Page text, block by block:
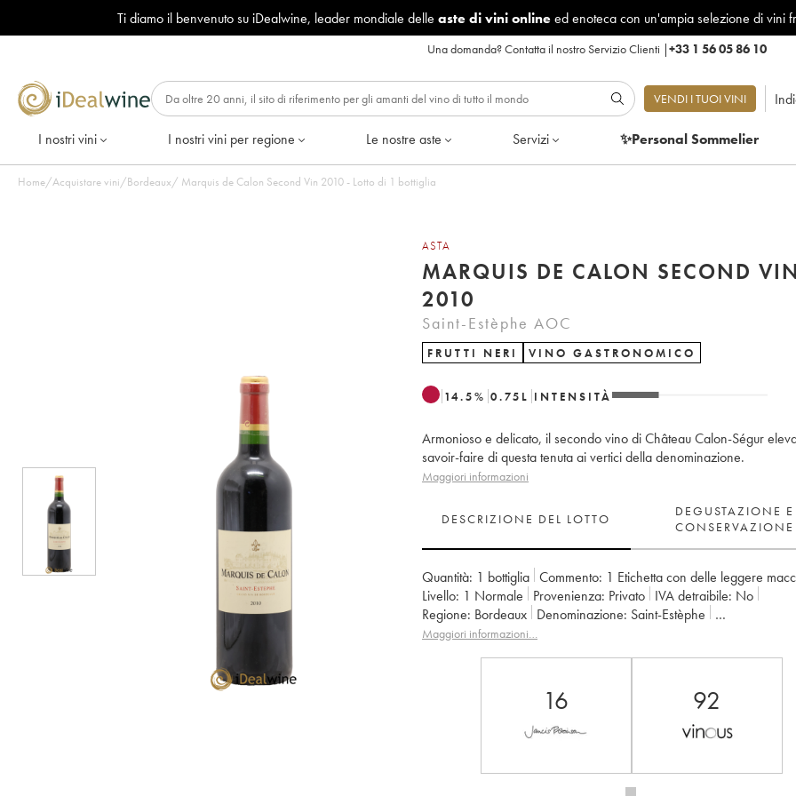
Ti diamo il benvenuto su iDealwine, leader mondiale delle aste di vini onlineed enoteca con un'ampia selezione di vini
Una domanda?Contatta il nostro Servizio Clienti |+33 1 56 05 86 10
VENDI I TUOI VINI
I nostri vini I nostri vini per regione Le nostre aste Servizi ✨Personal Sommelier
Home/Acquistare vini/Bordeaux/ Marquis de Calon Second Vin 2010 - Lotto di 1 bottiglia
ASTA
MARQUIS DE CALON SECOND VIN
2010
Saint-Estèphe AOC
FRUTTI NERI VINO GASTRONOMICO
14.5% 0.75 L INTENSITÀ
Armonioso e delicato, il secondo vino di Château Calon-Ségur
savoir-faire di questa tenuta ai vertici della denominazione.
Maggiori informazioni
DESCRIZIONE DEL LOTTO
DEGUSTAZIONE E
CONSERVAZIONE
Quantità: 1 bottiglia Commento: 1 Etichetta con delle leggere
Livello: 1 Normale Provenienza: privato IVA detraibile:
no
Regione:
Bordeaux Denominazione:
Saint-Estèphe
Classificazione: Secondo vino della tenuta
Maggiori informazioni…
16 92